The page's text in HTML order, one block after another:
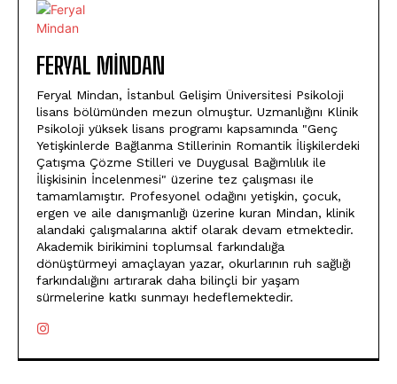
FERYAL MINDAN
Feryal Mindan, İstanbul Gelişim Üniversitesi Psikoloji
lisans bölümünden mezun olmuştur. Uzmanlığını Klinik
Psikoloji yüksek lisans programı kapsamında "Genç
Yetişkinlerde Bağlanma Stillerinin Romantik İlişkilerdeki
Çatışma Çözme Stilleri ve Duygusal Bağımlılık ile
İlişkisinin İncelenmesi" üzerine tez çalışması ile
tamamlamıştır. Profesyonel odağını yetişkin, çocuk,
ergen ve aile danışmanlığı üzerine kuran Mindan, klinik
alandaki çalışmalarına aktif olarak devam etmektedir.
Akademik birikimini toplumsal farkındalığa
dönüştürmeyi amaçlayan yazar, okurlarının ruh sağlığı
farkındalığını artırarak daha bilinçli bir yaşam
sürmelerine katkı sunmayı hedeflemektedir.